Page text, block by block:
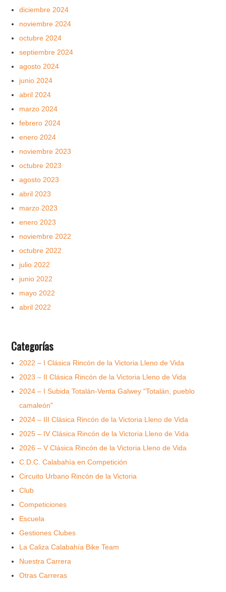
diciembre 2024
noviembre 2024
octubre 2024
septiembre 2024
agosto 2024
junio 2024
abril 2024
marzo 2024
febrero 2024
enero 2024
noviembre 2023
octubre 2023
agosto 2023
abril 2023
marzo 2023
enero 2023
noviembre 2022
octubre 2022
julio 2022
junio 2022
mayo 2022
abril 2022
Categorías
2022 – I Clásica Rincón de la Victoria Lleno de Vida
2023 – II Clásica Rincón de la Victoria Lleno de Vida
2024 – I Subida Totalán-Venta Galwey "Totalán, pueblo
camaleón"
2024 – III Clásica Rincón de la Victoria Lleno de Vida
2025 – IV Clásica Rincón de la Victoria Lleno de Vida
2026 – V Clásica Rincón de la Victoria Lleno de Vida
C.D.C. Calabahía en Competición
Circuito Urbano Rincón de la Victoria
Club
Competiciones
Escuela
Gestiones Clubes
La Caliza Calabahía Bike Team
Nuestra Carrera
Otras Carreras